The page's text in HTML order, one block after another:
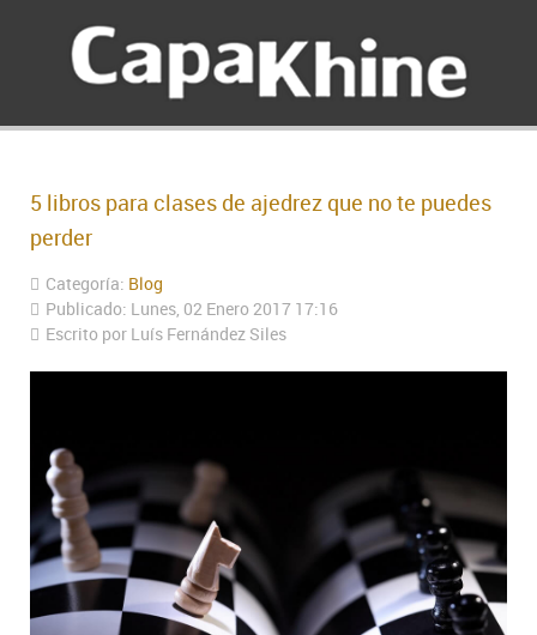
5 libros para clases de ajedrez que no te puedes
perder
Categoría: Blog
Publicado: Lunes, 02 Enero 2017 17:16
Escrito por Luís Fernández Siles